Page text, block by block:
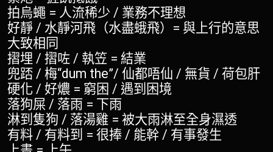
拍烏蠅 = 人流稀少 / 業務不理想
好靜 / 水靜河飛（水盡蛾飛）= 與上行的意思
大致相同
摺埋 / 摺咗 / 執笠 = 結業
兜踎 / 梅“dum the”/ 仙都唔仙 / 無貨 / 荷包肝
硬化 / 好燶 = 窮困 / 遇到困境
落狗屎 / 落雨 = 下雨
淋到隻狗 / 落湯雞 = 被大雨淋至全身濕透
有料 / 有料到 = 很捧 / 能幹 / 有事發生